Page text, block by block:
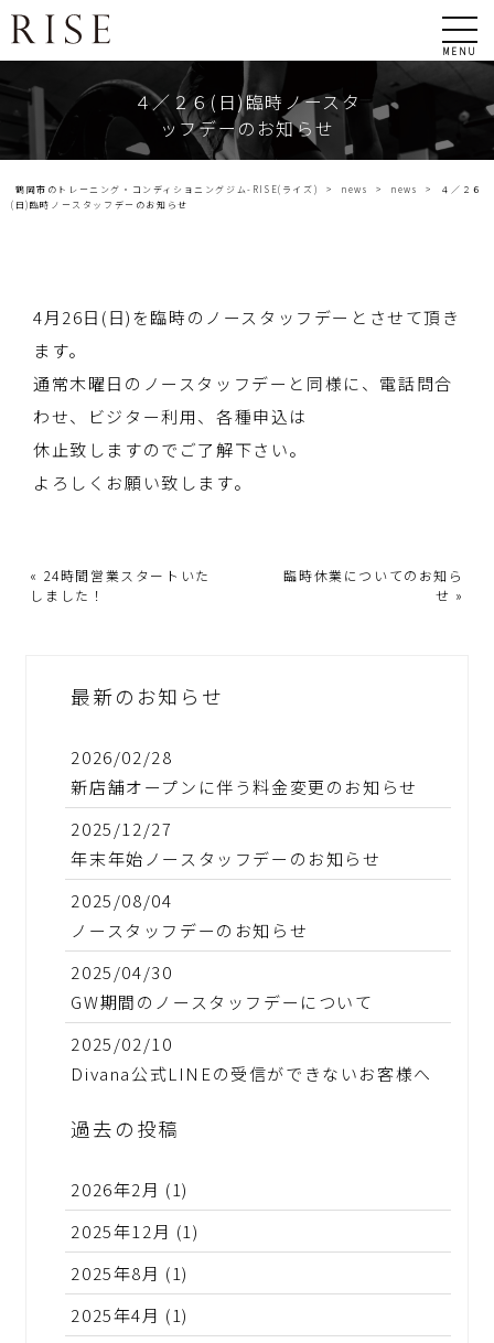
MENU
４／２６(日)臨時ノースタ
ッフデーのお知らせ
鶴岡市のトレーニング・コンディショニングジム-RISE(ライズ) > news > news >
４／２６
(日)臨時ノースタッフデーのお知らせ
4月26日(日)を臨時のノースタッフデーとさせて頂き
ます。
通常木曜日のノースタッフデーと同様に、電話問合
わせ、ビジター利用、各種申込は
休止致しますのでご了解下さい。
よろしくお願い致します。
« 24時間営業スタートいた
しました！
臨時休業についてのお知ら
せ »
最新のお知らせ
2026/02/28
新店舗オープンに伴う料金変更のお知らせ
2025/12/27
年末年始ノースタッフデーのお知らせ
2025/08/04
ノースタッフデーのお知らせ
2025/04/30
GW期間のノースタッフデーについて
2025/02/10
Divana公式LINEの受信ができないお客様へ
過去の投稿
2026年2月 (1)
2025年12月 (1)
2025年8月 (1)
2025年4月 (1)